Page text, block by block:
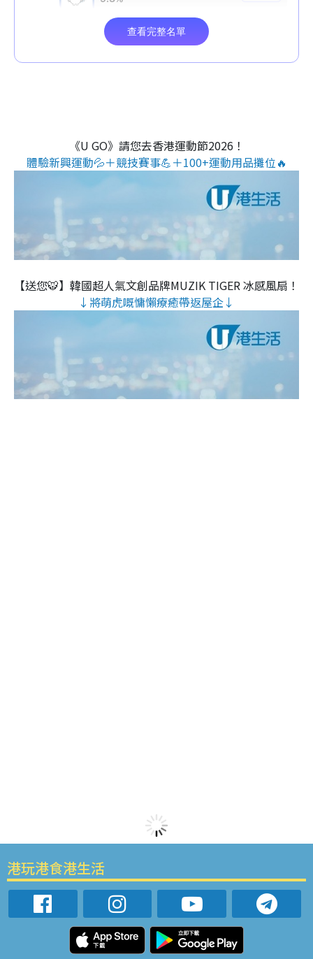
《U GO》請您去香港運動節2026！
體驗新興運動💦＋競技賽事💪＋100+運動用品攤位🔥
【送您🐯】韓國超人氣文創品牌MUZIK TIGER 冰感風扇！
↓將萌虎嘅慵懶療癒帶返屋企↓
港玩港食港生活